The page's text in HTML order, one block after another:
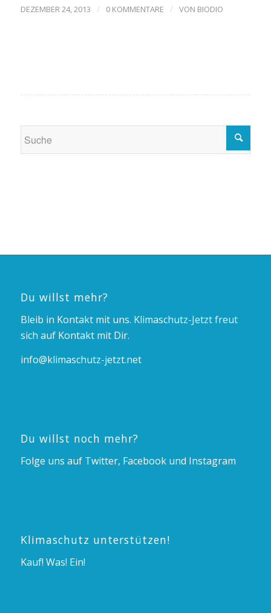
DEZEMBER 24, 2013 / 0 KOMMENTARE / VON BIODIO
Du willst mehr?
Bleib in Kontakt mit uns. Klimaschutz-Jetzt freut
sich auf Kontakt mit Dir.
info@klimaschutz-jetzt.net
Du willst noch mehr?
Folge uns auf Twitter, Facebook und Instagram
Klimaschutz unterstützen!
Kauf! Was! Ein!